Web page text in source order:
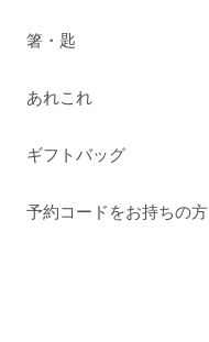
箸・匙
あれこれ
ギフトバッグ
予約コードをお持ちの方